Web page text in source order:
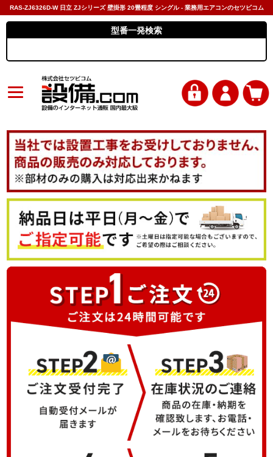
RAS-ZJ6326D-W 日立 ZJシリーズ 壁掛形 20畳程度 シングル - 業務用エアコンのセツビコム
型番一発検索